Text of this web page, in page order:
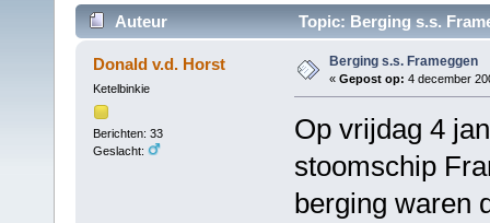
Auteur Topic: Berging s.s.
Donald v.d. Horst
Ketelbinkie
Berichten: 33
Geslacht:
Berging s.s. Frameggen
« Gepost op: 4 december
Op vrijdag 4
stoomschip
berging waren